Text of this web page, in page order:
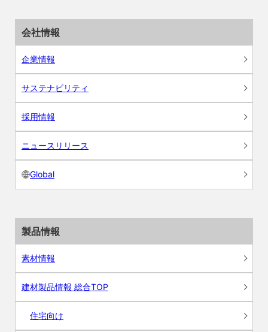
会社情報
企業情報
サステナビリティ
採用情報
ニュースリリース
Global
製品情報
素材情報
建材製品情報 総合TOP
住宅向け